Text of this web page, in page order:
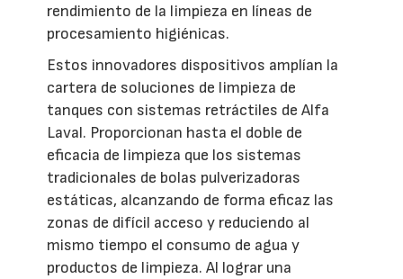
rendimiento de la limpieza en líneas de
procesamiento higiénicas.
Estos innovadores dispositivos amplían la
cartera de soluciones de limpieza de
tanques con sistemas retráctiles de Alfa
Laval. Proporcionan hasta el doble de
eficacia de limpieza que los sistemas
tradicionales de bolas pulverizadoras
estáticas, alcanzando de forma eficaz las
zonas de difícil acceso y reduciendo al
mismo tiempo el consumo de agua y
productos de limpieza. Al lograr una